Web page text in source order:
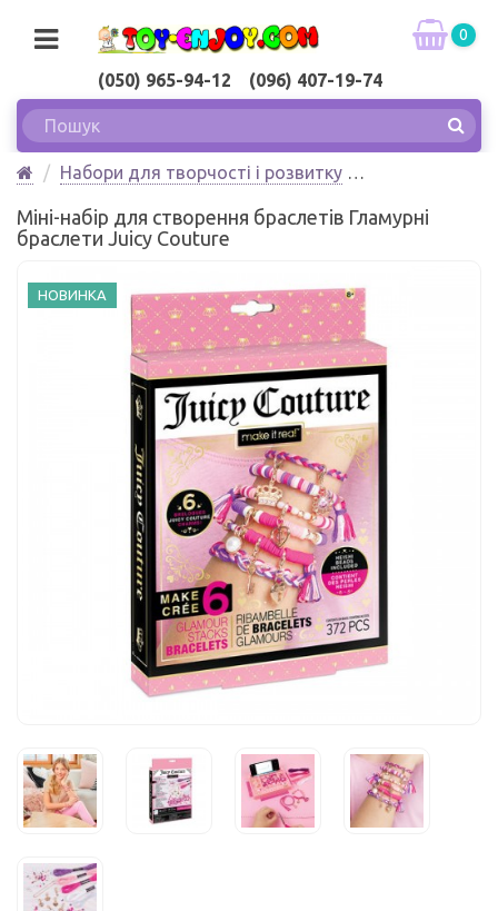
(050) 965-94-12 (096) 407-19-74
0
Набори для творчості і розвитку
браслети Juicy Couture
Міні-набір для створення браслетів Гламурні
браслети Juicy Couture
НОВИНКА